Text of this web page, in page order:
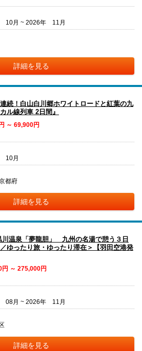
10月 ~ 2026年 11月
詳細を見る
続！白山白川郷ホワイトロードと紅葉の九
ル線列車 2日間』
～ 69,900円
10月
都府
詳細を見る
川温泉「夢龍胆」 九州の名湯で憩う３日
ゆったり旅・ゆったり滞在＞【羽田空港発
～ 275,000円
08月 ~ 2026年 11月
詳細を見る